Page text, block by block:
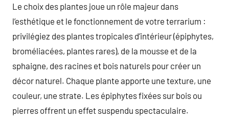
Le choix des plantes joue un rôle majeur dans
l’esthétique et le fonctionnement de votre terrarium :
privilégiez des plantes tropicales d’intérieur (épiphytes,
broméliacées, plantes rares), de la mousse et de la
sphaigne, des racines et bois naturels pour créer un
décor naturel. Chaque plante apporte une texture, une
couleur, une strate. Les épiphytes fixées sur bois ou
pierres offrent un effet suspendu spectaculaire.